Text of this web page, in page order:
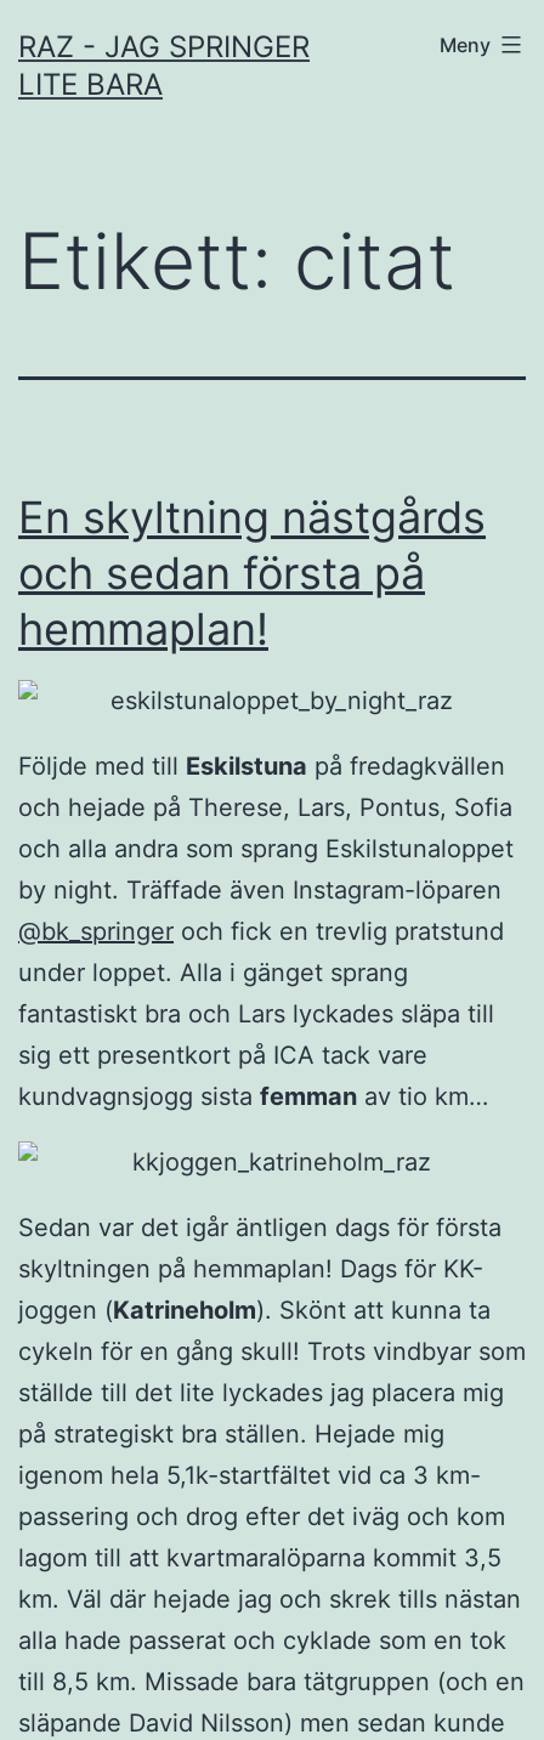
till
innehåll
RAZ - JAG SPRINGER
LITE BARA
Meny
Etikett: citat
En skyltning nästgårds
och sedan första på
hemmaplan!
Följde med till Eskilstuna på fredagkvällen
och hejade på Therese, Lars, Pontus, Sofia
och alla andra som sprang Eskilstunaloppet
by night. Träffade även Instagram-löparen
@bk_springer och fick en trevlig pratstund
under loppet. Alla i gänget sprang
fantastiskt bra och Lars lyckades släpa till
sig ett presentkort på ICA tack vare
kundvagnsjogg sista femman av tio km…
Sedan var det igår äntligen dags för första
skyltningen på hemmaplan! Dags för KK-
joggen (Katrineholm). Skönt att kunna ta
cykeln för en gång skull! Trots vindbyar som
ställde till det lite lyckades jag placera mig
på strategiskt bra ställen. Hejade mig
igenom hela 5,1k-startfältet vid ca 3 km-
passering och drog efter det iväg och kom
lagom till att kvartmaralöparna kommit 3,5
km. Väl där hejade jag och skrek tills nästan
alla hade passerat och cyklade som en tok
till 8,5 km. Missade bara tätgruppen (och en
släpande David Nilsson) men sedan kunde